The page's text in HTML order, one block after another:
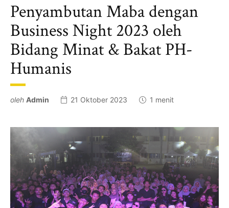
Penyambutan Maba dengan
Business Night 2023 oleh
Bidang Minat & Bakat PH-
Humanis
oleh Admin 21 Oktober 2023 1 menit